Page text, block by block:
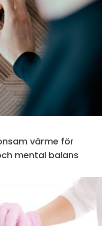
värme för
mental balans